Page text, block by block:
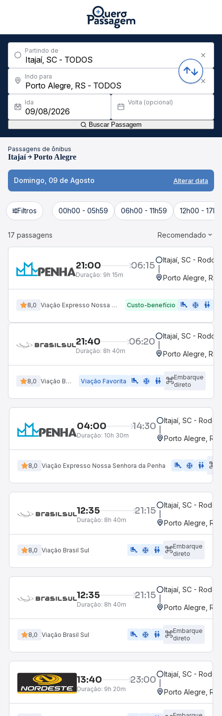
Partindo de
Indo para
Ida Volta (opcional)
Buscar Passagem
Passagens de ônibus
Itajaí Porto Alegre
Domingo, 09 de Agosto Alterar data
Filtros 00h00 - 05h59 06h00 - 11h59 12h00 -
17 passagens Recomendado
21:00 06:15
Duração: 9h 15m
Itajaí, SC -
Porto Alegre, RS
8,0 Viação Expresso Nossa Senhora da Penha Custo-benefício airline_seat_legroom_extra ac_unit WC
21:40 06:20
Duração: 8h 40m
Itajaí, SC -
Porto Alegre, RS
8,0 Viação Brasil Sul Viação Favorita airline_seat_legroom_extra ac_unit WC
Embarque
direto
04:00 14:30
Duração: 10h 30m
Itajaí, SC -
Porto Alegre, RS
8,0 Viação Expresso Nossa Senhora da Penha airline_seat_legroom_extra ac_unit WC
12:35 21:15
Duração: 8h 40m
Itajaí, SC -
Porto Alegre, RS
8,0 Viação Brasil Sul airline_seat_legroom_extra ac_unit wc
Embarque
direto
12:35 21:15
Duração: 8h 40m
Itajaí, SC -
Porto Alegre, RS
8,0 Viação Brasil Sul airline_seat_legroom_extra ac_unit wc
Embarque
direto
13:40 23:00
Duração: 9h 20m
Itajaí, SC -
Porto Alegre, RS